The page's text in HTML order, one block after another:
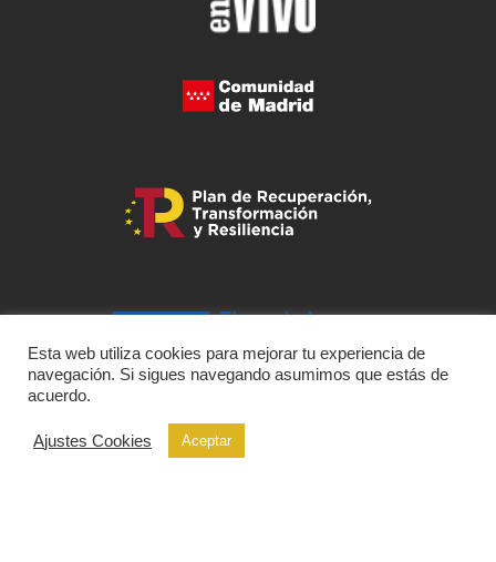
Esta web utiliza cookies para mejorar tu experiencia de
navegación. Si sigues navegando asumimos que estás de
acuerdo.
Ajustes Cookies Aceptar